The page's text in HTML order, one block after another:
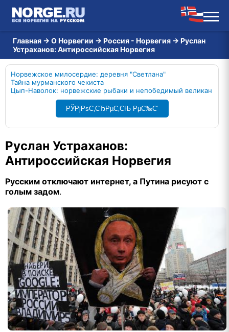
Главная → О Норвегии → Россия - Норвегия → Руслан
Устраханов: Антироссийская Норвегия
Норвежское милосердие: деревня "Светлана"
Тайна мурманского чекиста
Цып-Наволок: норвежские рыбаки и непобедимый великан
РЎРјРѕС‚СЂРµС‚СЊ РµС‰С‘
Руслан Устраханов:
Антироссийская Норвегия
Русским отключают интернет, а Путина рисуют с
голым задом.